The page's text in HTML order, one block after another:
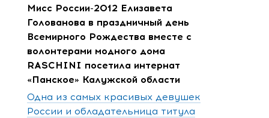
Мисс России-2012 Елизавета
Голованова в праздничный день
Всемирного Рождества вместе с
волонтерами модного дома
RASCHINI посетила интернат
«Панское» Калужской области
Одна из самых красивых девушек
России и обладательница титула